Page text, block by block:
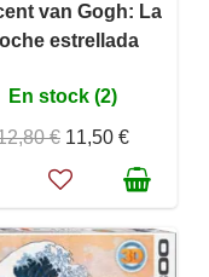
van Gogh: La
estrellada
En stock (2)
€ 11,50 €